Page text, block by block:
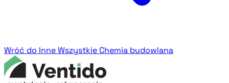
Wróć do InneWszystkie Chemia budowlana